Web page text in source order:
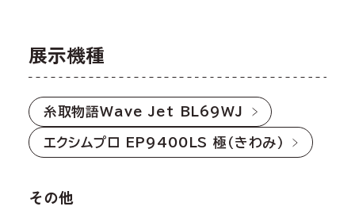
展示機種
糸取物語Wave Jet BL69WJ
エクシムプロ EP9400LS 極（きわみ）
その他